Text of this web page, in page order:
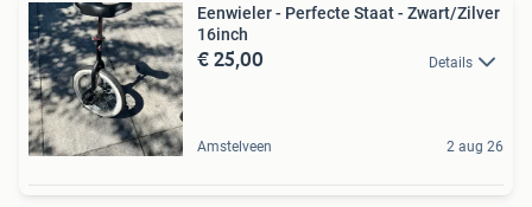
Eenwieler - Perfecte Staat - Zwart/Zilver
16inch
€ 25,00 Details
Amstelveen 2 aug 26